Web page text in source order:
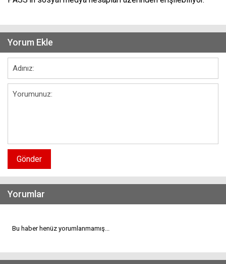
Yorum Ekle
Gönder
Yorumlar
Bu haber henüz yorumlanmamış...